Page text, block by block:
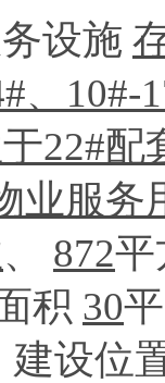
设施
、10#-
22#配
业服务
、 872
积 30
建设位